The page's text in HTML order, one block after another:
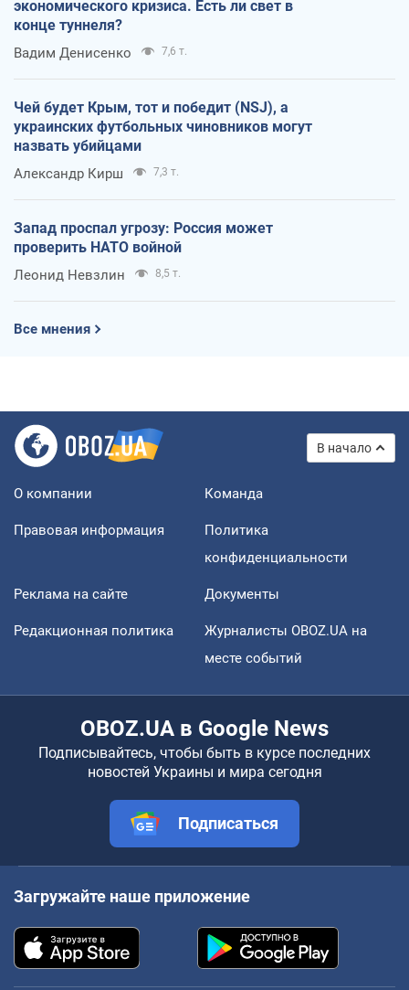
экономического кризиса. Есть ли свет в
конце туннеля?
Вадим Денисенко 7,6 т.
Чей будет Крым, тот и победит (NSJ), а
украинских футбольных чиновников могут
назвать убийцами
Александр Кирш 7,3 т.
Запад проспал угрозу: Россия может
проверить НАТО войной
Леонид Невзлин 8,5 т.
Все мнения
В начало
О компании Команда
Правовая информация
Политика
конфиденциальности
Реклама на сайте Документы
Редакционная политика
Журналисты OBOZ.UA на
месте событий
OBOZ.UA в Google News
Подписывайтесь, чтобы быть в курсе последних
новостей Украины и мира сегодня
Подписаться
Загружайте наше приложение